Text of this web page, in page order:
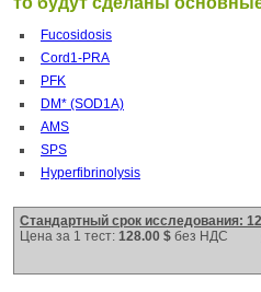
Fucosidosis
Cord1-PRA
PFK
DM* (SOD1A)
AMS
SPS
Hyperfibrinolysis
Стандартный срок исследования:
Цена за 1 тест: 128.00 $ без НДС